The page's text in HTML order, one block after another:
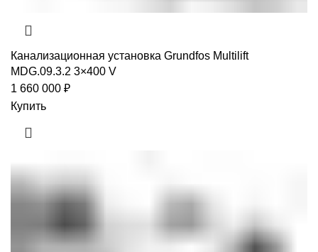
Канализационная установка Grundfos Multilift
MDG.09.3.2 3×400 V
1 660 000 ₽
Купить